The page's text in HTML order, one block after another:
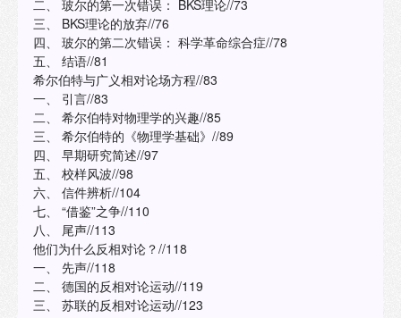
二、 玻尔的第一次错误： BKS理论//73
三、 BKS理论的放弃//76
四、 玻尔的第二次错误： 科学革命综合症//78
五、 结语//81
希尔伯特与广义相对论场方程//83
一、 引言//83
二、 希尔伯特对物理学的兴趣//85
三、 希尔伯特的《物理学基础》//89
四、 早期研究简述//97
五、 校样风波//98
六、 信件辨析//104
七、 “借鉴”之争//110
八、 尾声//113
他们为什么反相对论？//118
一、 先声//118
二、 德国的反相对论运动//119
三、 苏联的反相对论运动//123